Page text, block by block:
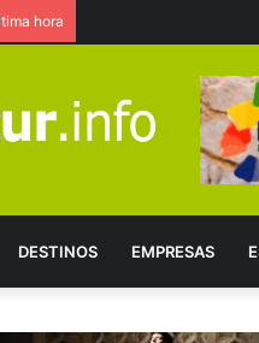
hora
DESTINOS EMPRESAS